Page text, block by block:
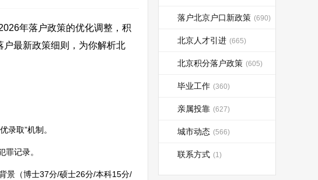
年落户政策的优化调整，积
最新政策细则，为你解析北
录取”机制。
记录。
景（博士37分/硕士26分/本科15分/
落户北京户口新政策 (690)
北京人才引进 (665)
北京积分落户政策 (605)
毕业工作 (360)
亲属投靠 (627)
城市动态 (566)
联系方式 (1)